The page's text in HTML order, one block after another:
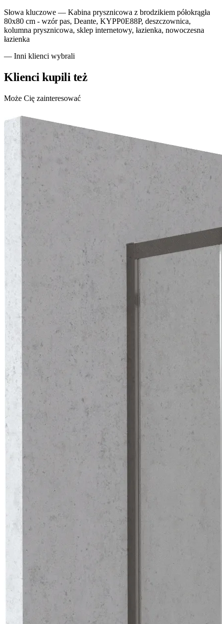
Słowa kluczowe — Kabina prysznicowa z brodzikiem półokrągła
80x80 cm - wzór pas, Deante, KYPP0E88P, deszczownica,
kolumna prysznicowa, sklep internetowy, łazienka, nowoczesna
łazienka
— Inni klienci wybrali
Klienci kupili też
Może Cię zainteresować